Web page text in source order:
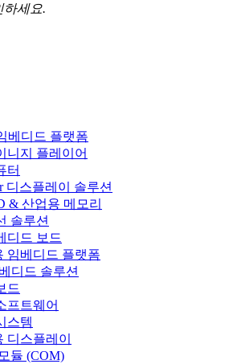
하세요.
베디드 플랫폼
니지 플레이어
터
디스플레이 솔루션
& 산업용 메모리
솔루션
디드 보드
임베디드 플랫폼
디드 솔루션
드
프트웨어
스템
디스플레이
듈 (COM)